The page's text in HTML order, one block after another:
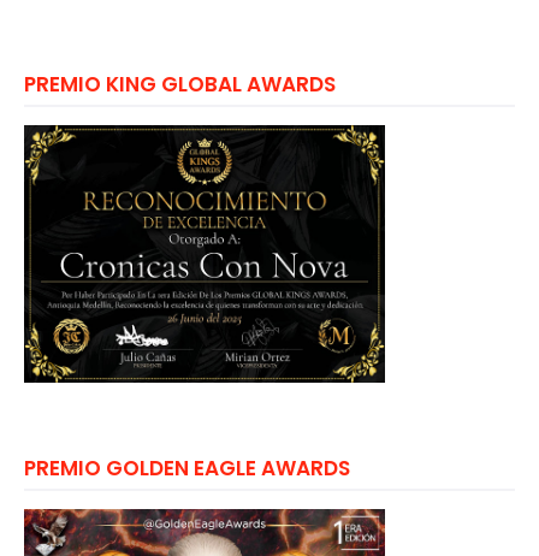
PREMIO KING GLOBAL AWARDS
PREMIO GOLDEN EAGLE AWARDS